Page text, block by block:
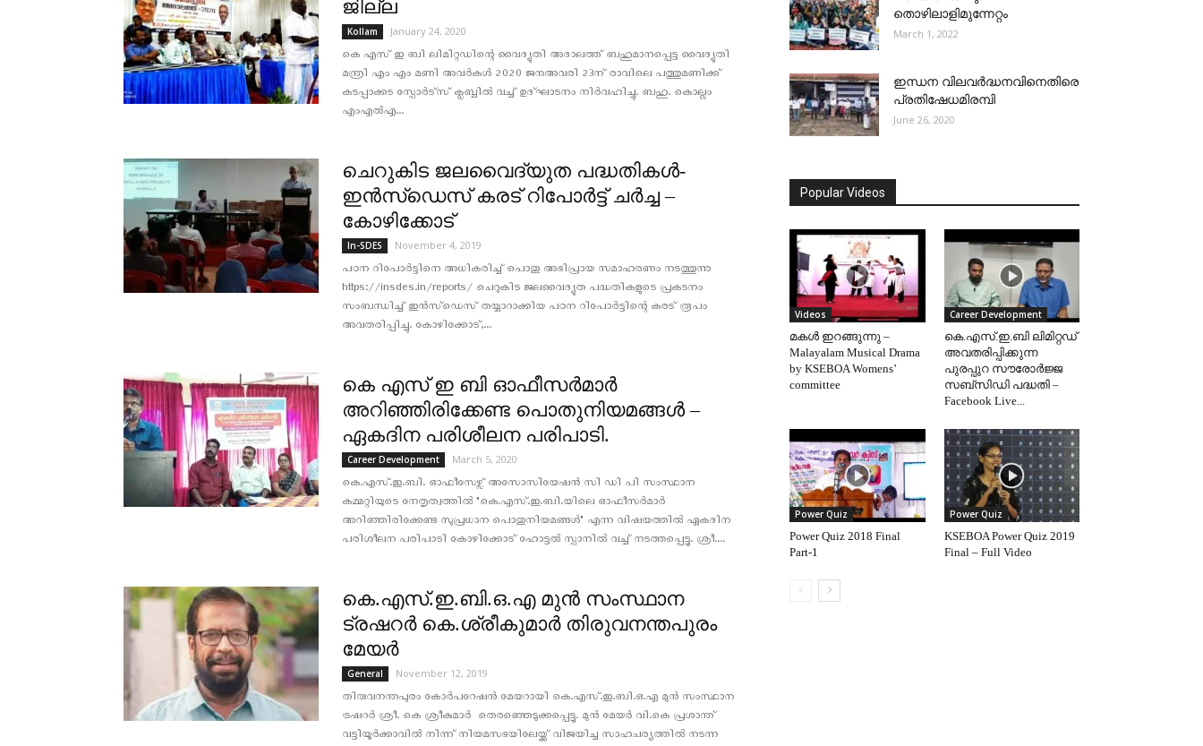
ജില്ല
Kollam January 24, 2020
കെ എസ് ഇ ബി ലിമിറ്റഡിന്റെ വൈദ്യുതി അദാലത്ത് ബഹുമാനപ്പെട്ട വൈദ്യുതി
മന്ത്രി എം എം മണി അവർകൾ 2020 ജനുഅവരി 23ന് രാവിലെ പത്തുമണിക്ക്
കടപ്പാക്കട സ്പോർട്സ് ക്ലബ്ബിൽ വച്ച് ഉദ്ഘാടനം നിർവഹിച്ചു. ബഹു. കൊല്ലം
എംഎൽഎ...
ചെറുകിട ജലവൈദ്യുത പദ്ധതികള്‍-
ഇന്‍സ്ഡെസ് കരട് റിപോര്‍ട്ട് ചർച്ച –
കോഴിക്കോട്
In-SDES November 4, 2019
പഠന റിപോര്‍ട്ടിനെ അധികരിച്ച് പൊതു അഭിപ്രായ സമാഹരണം നടത്തുന്നു
https://insdes.in/reports/ ചെറുകിട ജലവൈദ്യുത പദ്ധതികളുടെ പ്രകടനം
സംബന്ധിച്ച് ഇൻസ്ഡെസ് തയ്യാറാക്കിയ പഠന റിപോർട്ടിന്റെ കരട് രൂപം
അവതരിപ്പിച്ചു. കോഴിക്കോട്,...
കെ എസ് ഇ ബി ഓഫീസർമാർ
അറിഞ്ഞിരിക്കേണ്ട പൊതുനിയമങ്ങൾ –
ഏകദിന പരിശീലന പരിപാടി.
Career Development March 5, 2020
കെ.എസ്.ഇ.ബി. ഓഫീസേഴ്സ് അസോസിയേഷൻ സി ഡി പി സംസ്ഥാന
കമ്മറ്റിയുടെ നേതൃത്വത്തിൽ "കെ.എസ്.ഇ.ബി.യിലെ ഓഫീസർമാർ
അറിഞ്ഞിരിക്കേണ്ട സുപ്രധാന പൊതുനിയമങ്ങൾ" എന്ന വിഷയത്തിൽ ഏകദിന
പരിശീലന പരിപാടി കോഴിക്കോട് ഹോട്ടൽ സ്പാനിൽ വച്ച് നടത്തപ്പെട്ടു. ശ്രീ....
കെ.എസ്.ഇ.ബി.ഒ.എ മുൻ സംസ്ഥാന
ട്രഷറർ കെ.ശ്രീകുമാർ തിരുവനന്തപുരം
മേയർ
General November 12, 2019
തിരുവനന്തപുരം കോർപറേഷൻ മേയറായി കെ.എസ്.ഇ.ബി.ഒ.എ മുൻ സംസ്ഥാന
ട്രഷറർ ശ്രീ. കെ ശ്രീകുമാർ തെരഞ്ഞെടുക്കപ്പെട്ടു. മുന്‍ മേയര്‍ വി.കെ പ്രശാന്ത്
വട്ടിയൂര്‍ക്കാവില്‍ നിന്ന് നിയമസഭയിലേയ്ക്ക് വിജയിച്ച സാഹചര്യത്തില്‍ നടന്ന
തൊഴിലാളിമുന്നേറ്റം
March 1, 2022
ഇന്ധന വിലവര്‍ദ്ധനവിനെതിരെ
പ്രതിഷേധമിരമ്പി
June 26, 2020
Popular Videos
Videos
മകള്‍ ഇറങ്ങുന്നു –
Malayalam Musical Drama
by KSEBOA Womens’
committee
Career Development
കെ.എസ്.ഇ.ബി ലിമിറ്റഡ്
അവതരിപ്പിക്കുന്ന
പുരപ്പുറ സൗരോർജ്ജ
സബ്‌സിഡി പദ്ധതി –
Facebook Live...
Power Quiz
Power Quiz 2018 Final
Part-1
Power Quiz
KSEBOA Power Quiz 2019
Final – Full Video